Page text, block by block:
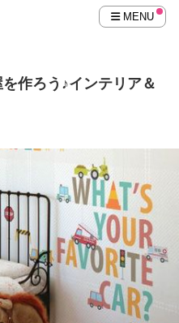
MENU
作ろう♪インテリア＆